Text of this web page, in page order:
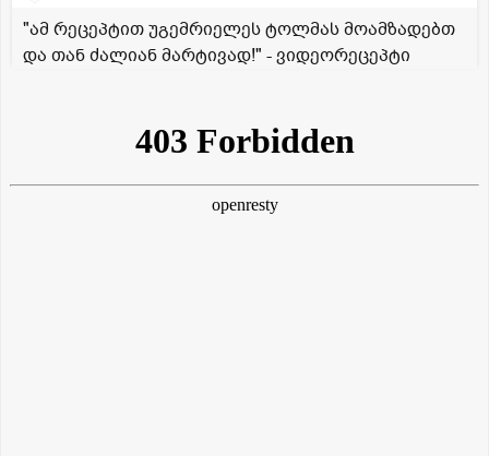
"ამ რეცეპტით უგემრიელეს ტოლმას მოამზადებთ
და თან ძალიან მარტივად!" - ვიდეორეცეპტი